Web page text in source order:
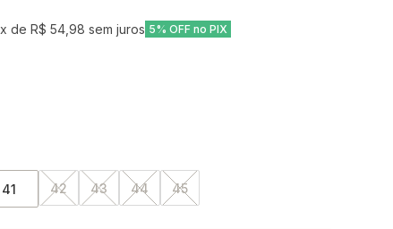
x deR$ 54,98 sem juros 5% OFF no PIX
41 42 43 44 45